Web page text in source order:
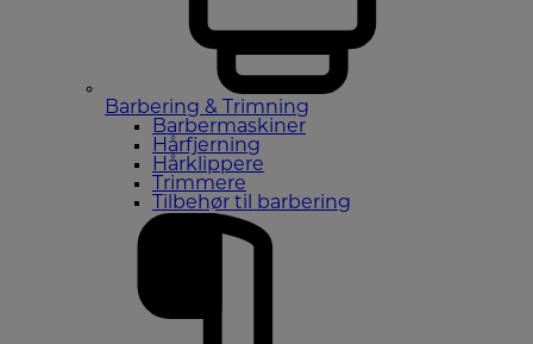
Barbering & Trimning
Barbermaskiner
Hårfjerning
Hårklippere
Trimmere
Tilbehør til barbering